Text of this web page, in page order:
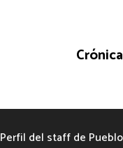
Perfil del staff de